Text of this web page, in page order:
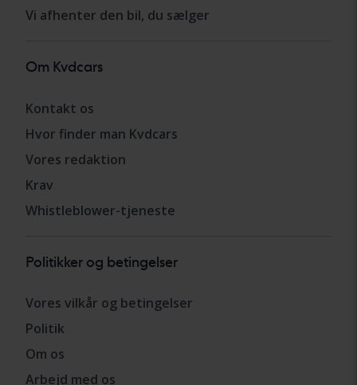
Vi afhenter den bil, du sælger
Om Kvdcars
Kontakt os
Hvor finder man Kvdcars
Vores redaktion
Krav
Whistleblower-tjeneste
Politikker og betingelser
Vores vilkår og betingelser
Politik
Om os
Arbejd med os